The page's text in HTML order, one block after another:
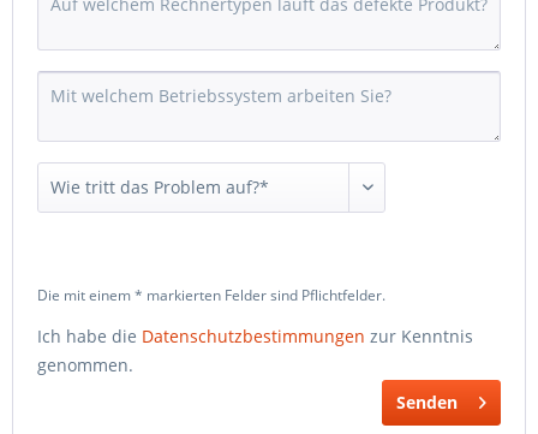
Die mit einem * markierten Felder sind Pflichtfelder.
Ich habe die Datenschutzbestimmungen zur Kenntnis
genommen.
Senden